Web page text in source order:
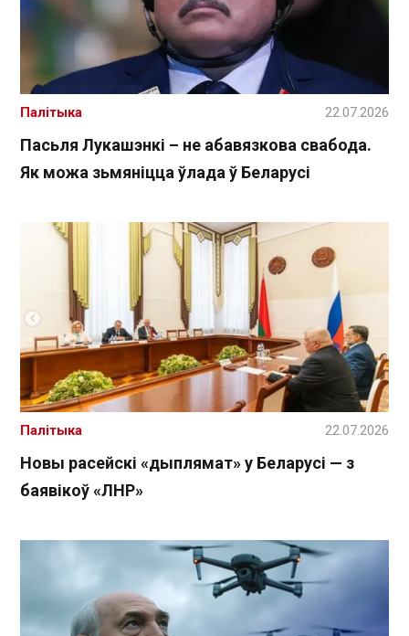
Пасьля Лукашэнкі – не абавязкова свабода.
Як можа зьмяніцца ўлада ў Беларусі
Палітыка 22.07.2026
Новы расейскі «дыплямат» у Беларусі — з
баявікоў «ЛНР»
Палітыка 22.07.2026